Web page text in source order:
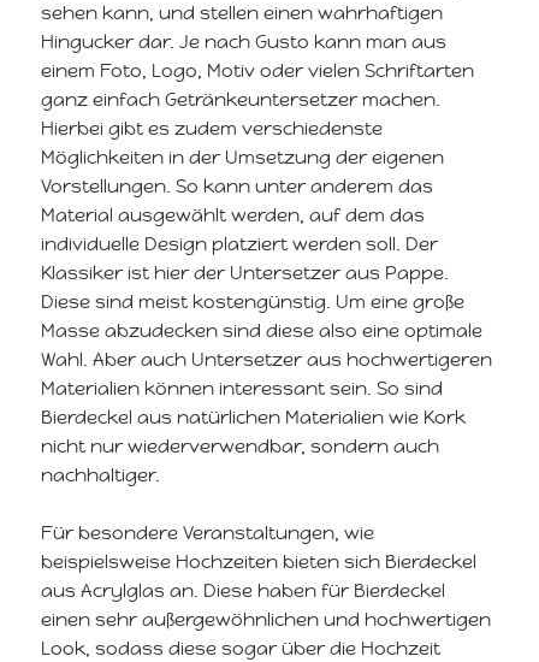
sehen kann, und stellen einen wahrhaftigen
Hingucker dar. Je nach Gusto kann man aus
einem Foto, Logo, Motiv oder vielen Schriftarten
ganz einfach Getränkeuntersetzer machen.
Hierbei gibt es zudem verschiedenste
Möglichkeiten in der Umsetzung der eigenen
Vorstellungen. So kann unter anderem das
Material ausgewählt werden, auf dem das
individuelle Design platziert werden soll. Der
Klassiker ist hier der Untersetzer aus Pappe.
Diese sind meist kostengünstig. Um eine große
Masse abzudecken sind diese also eine optimale
Wahl. Aber auch Untersetzer aus hochwertigeren
Materialien können interessant sein. So sind
Bierdeckel aus natürlichen Materialien wie Kork
nicht nur wiederverwendbar, sondern auch
nachhaltiger.
Für besondere Veranstaltungen, wie
beispielsweise Hochzeiten bieten sich Bierdeckel
aus Acrylglas an. Diese haben für Bierdeckel
einen sehr außergewöhnlichen und hochwertigen
Look, sodass diese sogar über die Hochzeit